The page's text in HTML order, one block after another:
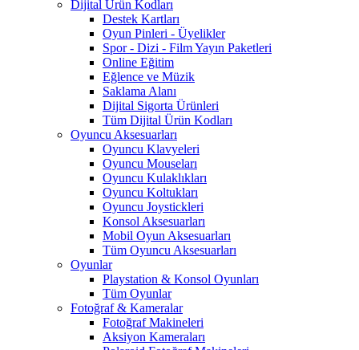
Dijital Ürün Kodları
Destek Kartları
Oyun Pinleri - Üyelikler
Spor - Dizi - Film Yayın Paketleri
Online Eğitim
Eğlence ve Müzik
Saklama Alanı
Dijital Sigorta Ürünleri
Tüm Dijital Ürün Kodları
Oyuncu Aksesuarları
Oyuncu Klavyeleri
Oyuncu Mouseları
Oyuncu Kulaklıkları
Oyuncu Koltukları
Oyuncu Joystickleri
Konsol Aksesuarları
Mobil Oyun Aksesuarları
Tüm Oyuncu Aksesuarları
Oyunlar
Playstation & Konsol Oyunları
Tüm Oyunlar
Fotoğraf & Kameralar
Fotoğraf Makineleri
Aksiyon Kameraları